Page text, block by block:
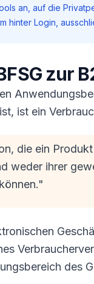
an, auf die
hinter Login,
zur
ist ein
die ein
weder ihrer
des